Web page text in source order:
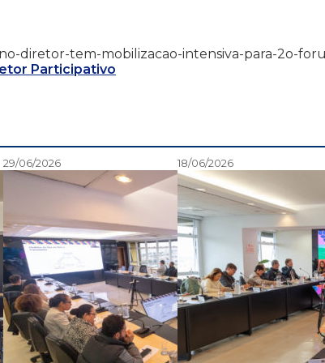
diretor-tem-mobilizacao-intensiva-para-2o-
Participativo
29/06/2026 18/06/2026